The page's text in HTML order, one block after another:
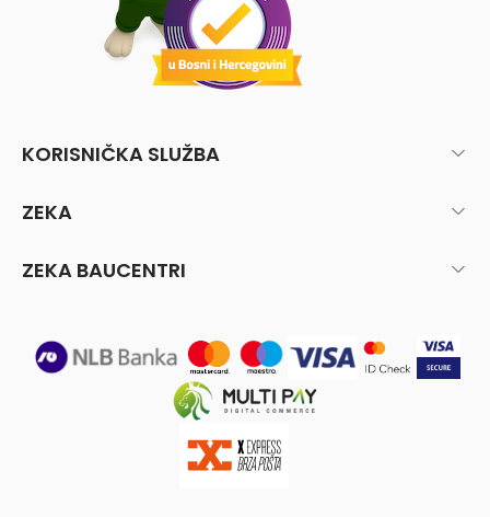
KORISNIČKA SLUŽBA
ZEKA
ZEKA BAUCENTRI